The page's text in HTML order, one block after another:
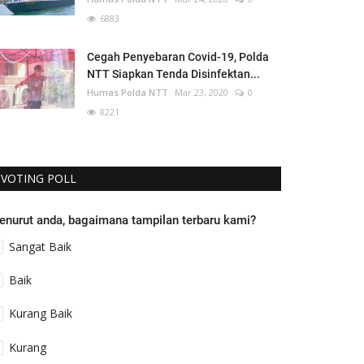
6883
Cegah Penyebaran Covid-19, Polda
NTT Siapkan Tenda Disinfektan...
Humas Polda NTT Mar 23, 2020
0
8221
VOTING POLL
anda, bagaimana tampilan terbaru kami?
Sangat Baik
Baik
Kurang Baik
Kurang